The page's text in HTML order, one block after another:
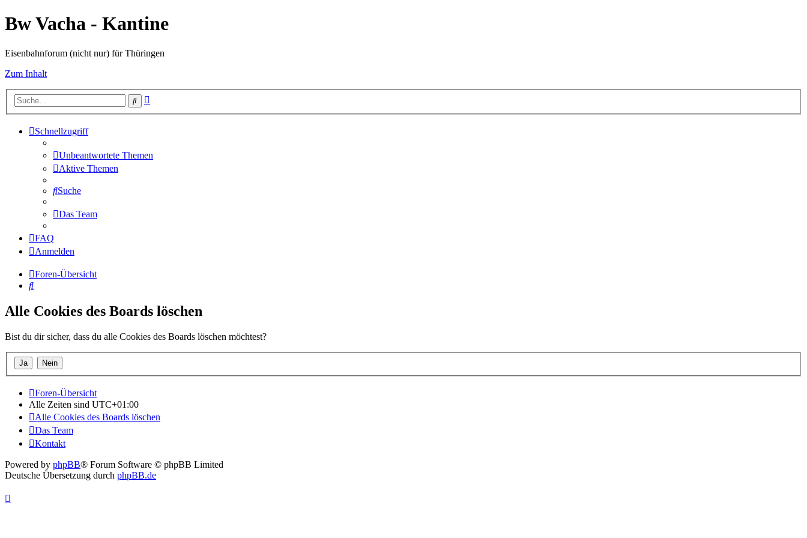
Bw Vacha - Kantine
Eisenbahnforum (nicht nur) für Thüringen
Zum Inhalt
Suche
Schnellzugriff
Unbeantwortete Themen
Aktive Themen
Suche
Das Team
FAQ
Anmelden
Foren-Übersicht
Suche
Alle Cookies des Boards löschen
Bist du dir sicher, dass du alle Cookies des Boards löschen möchtest?
Foren-Übersicht
Alle Zeiten sind UTC+01:00
Alle Cookies des Boards löschen
Das Team
Kontakt
Powered by phpBB® Forum Software © phpBB Limited
Deutsche Übersetzung durch phpBB.de